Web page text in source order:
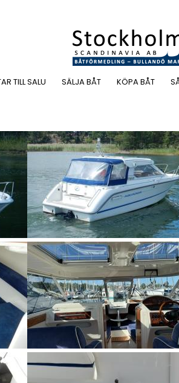
TILL SALU SÄLJA BÅT KÖPA BÅT